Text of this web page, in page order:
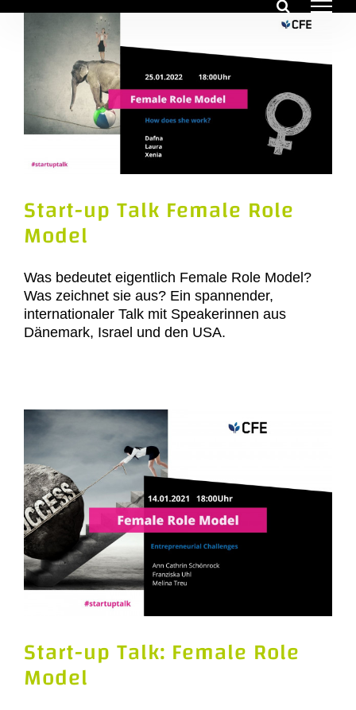
Start-up Talk Female Role
Model
Was bedeutet eigentlich Female Role Model?
Was zeichnet sie aus? Ein spannender,
internationaler Talk mit Speakerinnen aus
Dänemark, Israel und den USA.
Start-up Talk: Female Role
Model